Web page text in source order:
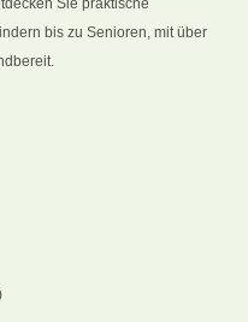
Sie praktische
bis zu Senioren, mit über